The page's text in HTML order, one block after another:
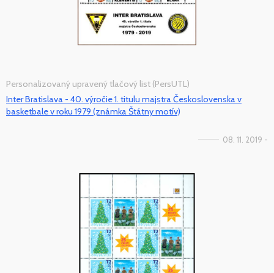
Personalizovaný upravený tlačový list (PersUTL)
Inter Bratislava - 40. výročie 1. titulu majstra Československa v
basketbale v roku 1979 (známka Štátny motív)
08. 11. 2019 -